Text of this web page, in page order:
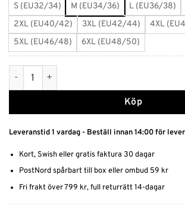
S (EU32/34) M (EU34/36) L (EU36/38)
2XL (EU40/42)
3XL (EU42/44)
4XL
5XL (EU46/48)
6XL (EU48/50)
Korsetter - Underbystkorsett Svart mängd
Köp
Leveranstid 1 vardag - Beställ innan 14:00 för
Kort, Swish eller gratis faktura 30 dagar
PostNord spårbart till box eller ombud 59 kr
Fri frakt över 799 kr, full returrätt 14-dagar